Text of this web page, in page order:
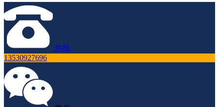
热线
13530927696